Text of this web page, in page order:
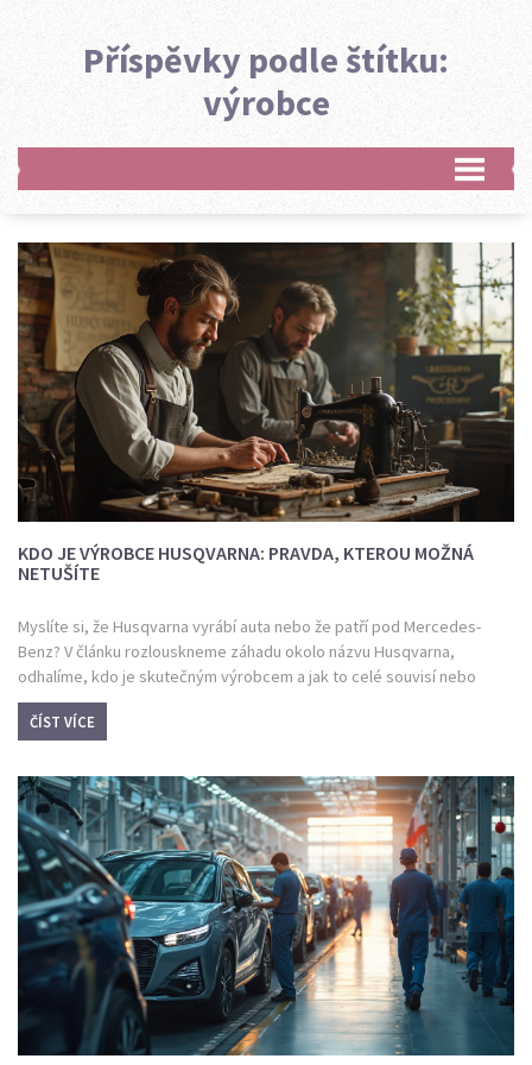
Příspěvky podle štítku:
výrobce
KDO JE VÝROBCE HUSQVARNA: PRAVDA, KTEROU MOŽNÁ
NETUŠÍTE
Myslíte si, že Husqvarna vyrábí auta nebo že patří pod Mercedes-
Benz? V článku rozlouskneme záhadu okolo názvu Husqvarna,
odhalíme, kdo je skutečným výrobcem a jak to celé souvisí nebo
nesouvisí s auty. Mrkneme i na zajímavosti o historii značky a
poradíme, kde dávat pozor při nákupu. Pokud zmatkujete v původu
ČÍST VÍCE